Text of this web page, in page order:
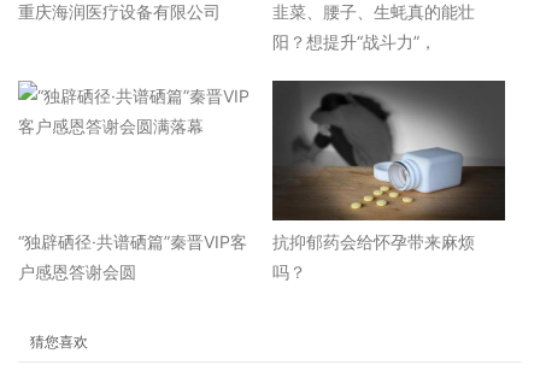
重庆海润医疗设备有限公司
韭菜、腰子、生蚝真的能壮
阳？想提升“战斗力”，
“独辟硒径·共谱硒篇”秦晋VIP客
户感恩答谢会圆
抗抑郁药会给怀孕带来麻烦
吗？
猜您喜欢